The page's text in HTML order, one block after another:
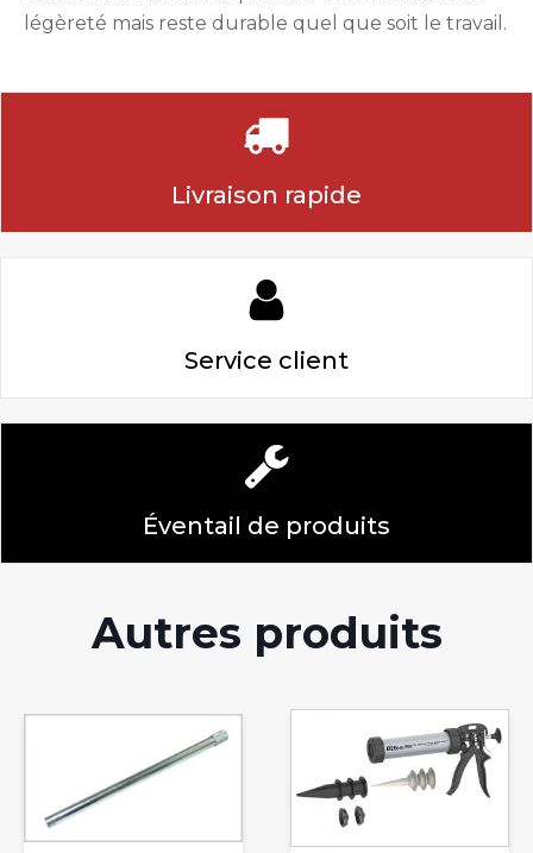
légèreté mais reste durable quel que soit le travail.
Livraison rapide
Service client
Éventail de produits
Autres produits